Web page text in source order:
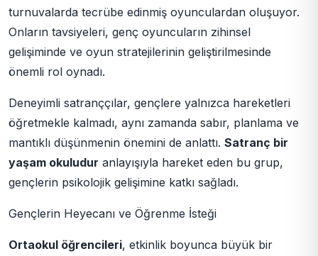
turnuvalarda tecrübe edinmiş oyunculardan oluşuyor.
Onların tavsiyeleri, genç oyuncuların zihinsel
gelişiminde ve oyun stratejilerinin geliştirilmesinde
önemli rol oynadı.
Deneyimli satranççılar, gençlere yalnızca hareketleri
öğretmekle kalmadı, aynı zamanda sabır, planlama ve
mantıklı düşünmenin önemini de anlattı. Satranç bir
yaşam okuludur anlayışıyla hareket eden bu grup,
gençlerin psikolojik gelişimine katkı sağladı.
Gençlerin Heyecanı ve Öğrenme İsteği
Ortaokul öğrencileri, etkinlik boyunca büyük bir